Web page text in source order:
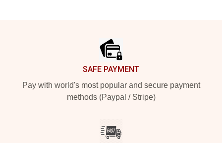
SAFE PAYMENT
Pay with world's most popular and secure payment
methods (Paypal / Stripe)